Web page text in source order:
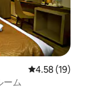
レビュー19
4.58 (19)
ーム